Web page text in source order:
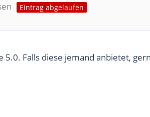
Eintrag abgelaufen
Falls diese jemand anbietet,